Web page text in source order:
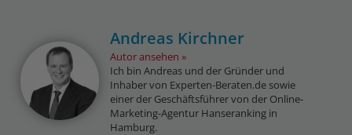
Andreas Kirchner
Autor ansehen
Ich bin Andreas und der Gründer und
Inhaber von Experten-Beraten.de sowie
einer der Geschäftsführer von der Online-
Marketing-Agentur Hanseranking in
Hamburg.